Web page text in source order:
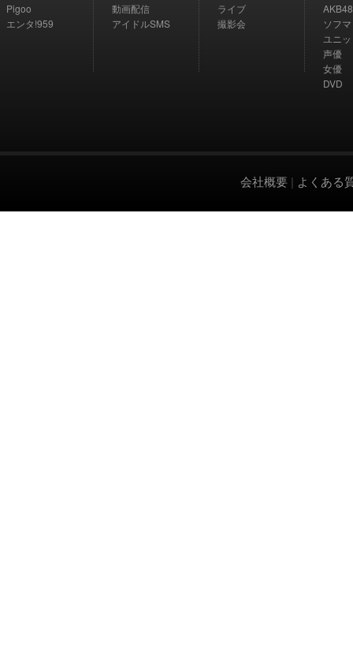
Pigoo
エンタ!959
動画配信
アイドルSMS
ライブ
撮影会
AKB48
ソフ
ユニ
声優
女優
DVD
会社概要 | よくある